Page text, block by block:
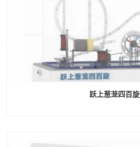
跃上葱茏四百旋